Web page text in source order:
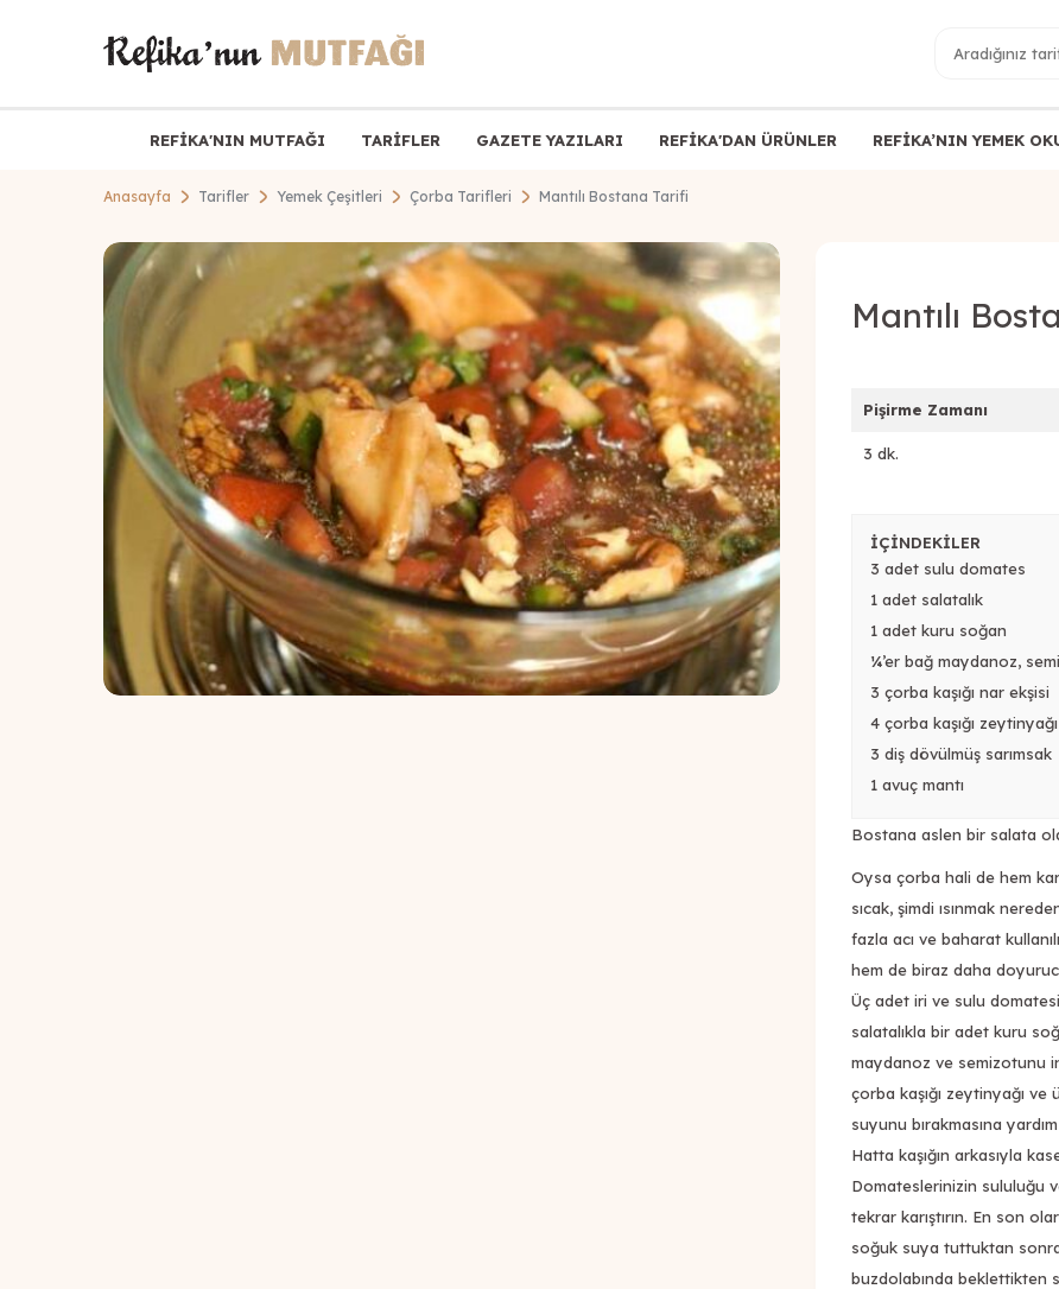
REFİKA'NIN MUTFAĞI TARİFLER GAZETE YAZILARI REFİKA'DAN ÜRÜNLER REFİKA’NIN YEMEK
Anasayfa Tarifler Yemek Çeşitleri Çorba Tarifleri Mantılı Bostana Tarifi
Mantılı
Pişirme Zamanı
3 dk.
İÇİNDEKİLER
3 adet sulu domates
1 adet salatalık
1 adet kuru soğan
¼’er bağ maydanoz,
3 çorba kaşığı nar ekşisi
4 çorba kaşığı zeytinyağı
3 diş dövülmüş sarımsak
1 avuç mantı
Bostana aslen bir salata
Oysa çorba hali de hem
sıcak, şimdi ısınmak
fazla acı ve baharat
hem de biraz daha
Üç adet iri ve sulu
salatalıkla bir adet kuru
maydanoz ve semizotunu
çorba kaşığı zeytinyağı ve
suyunu bırakmasına
Hatta kaşığın arkasıyla
Domateslerinizin sululuğu
tekrar karıştırın. En son
soğuk suya tuttuktan sonra
buzdolabında beklettikten